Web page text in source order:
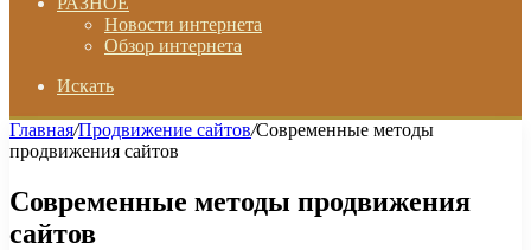
Новости интернета
Обзор интернета
Искать
Главная/Продвижение сайтов/Современные методы
продвижения сайтов
Современные методы продвижения
сайтов